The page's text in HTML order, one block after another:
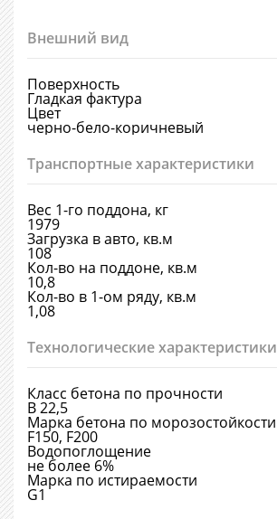
Внешний вид
Поверхность
Гладкая фактура
Цвет
черно-бело-коричневый
Транспортные характеристики
Вес 1-го поддона, кг
1979
Загрузка в авто, кв.м
108
Кол-во на поддоне, кв.м
10,8
Кол-во в 1-ом ряду, кв.м
1,08
Технологические характеристики
Класс бетона по прочности
В 22,5
Марка бетона по морозостойкости
F150, F200
Водопоглощение
не более 6%
Марка по истираемости
G1